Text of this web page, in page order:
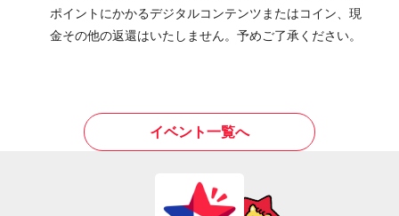
ポイントにかかるデジタルコンテンツまたはコイン、現
金その他の返還はいたしません。予めご了承ください。
イベント一覧へ